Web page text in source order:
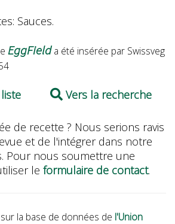
Sauces.
EggFielda été insérée par Swissveg
Vers la recherche
de recette ? Nous serions ravis
et de l'intégrer dans notre
Pour nous soumettre une
le formulaire de contact.
la base de données de l'Union